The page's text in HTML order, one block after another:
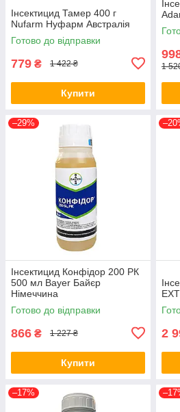
Інсектицид Тамер 400 г
Nufarm Нуфарм Австралія
Готово до відправки
779 ₴ 1 422 ₴
Купити
1
–29%
Інсектицид Конфідор 200 РК
500 мл Bayer Байєр
Німеччина
Готово до відправки
866 ₴ 1 227 ₴
Купити
2
–17%